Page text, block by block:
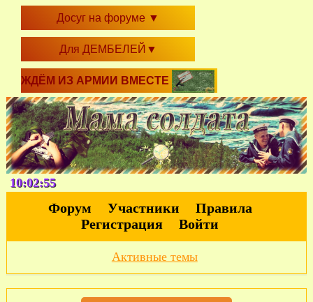
Досуг на форуме ▼
Для ДЕМБЕЛЕЙ ▼
ЖДЁМ ИЗ АРМИИ ВМЕСТЕ
10:02:56
Форум Участники
Правила
Регистрация
Войти
Активные темы